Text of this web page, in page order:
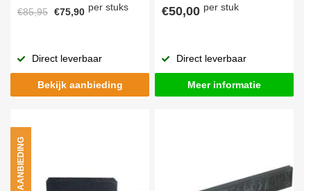
€85,95 €75,90 per stuks
Direct leverbaar
Bekijk aanbieding
€50,00 per stuk
Direct leverbaar
Meer informatie
AANBIEDING